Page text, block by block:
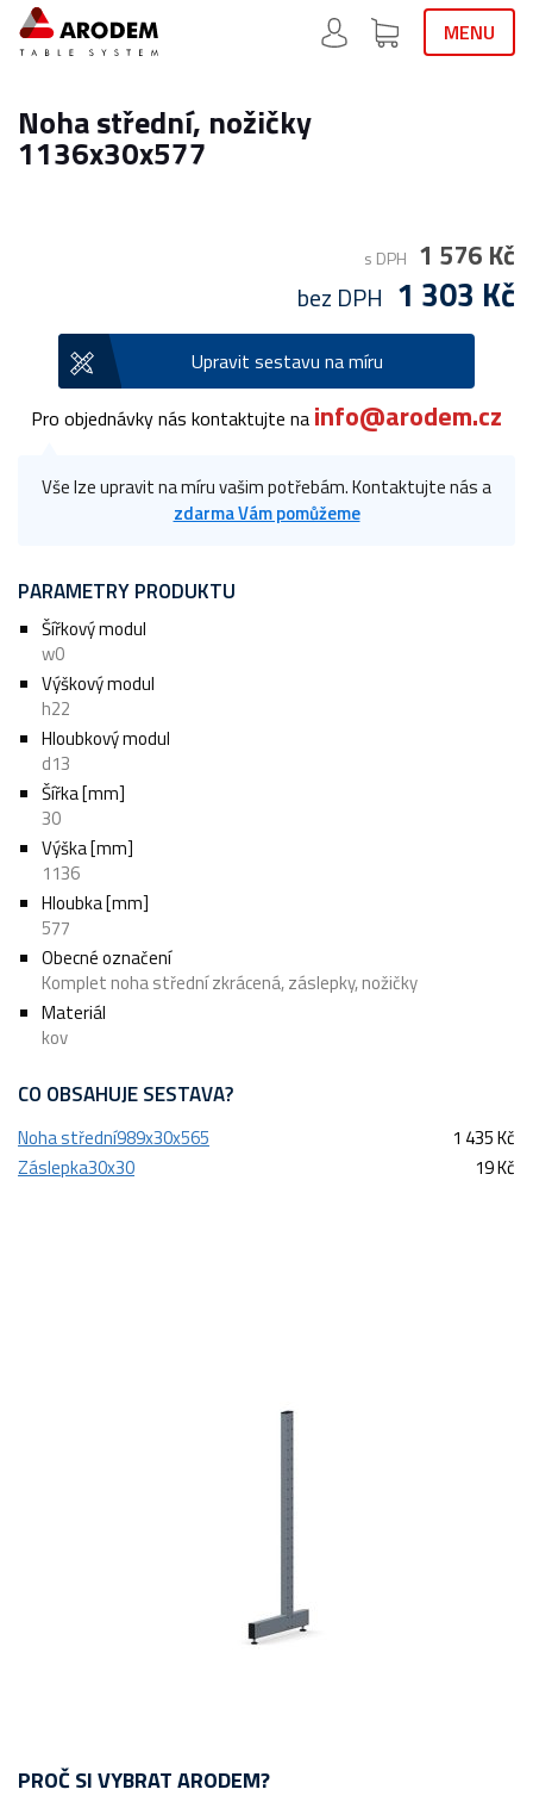
MENU
Noha střední, nožičky
1136x30x577
s DPH 1 576 Kč
bez DPH 1 303 Kč
Upravit sestavu na míru
Pro objednávky nás kontaktujte na info@arodem.cz
Vše lze upravit na míru vašim potřebám. Kontaktujte nás a
zdarma Vám pomůžeme
PARAMETRY PRODUKTU
Šířkový modul
w0
Výškový modul
h22
Hloubkový modul
d13
Šířka [mm]
30
Výška [mm]
1136
Hloubka [mm]
577
Obecné označení
Komplet noha střední zkrácená, záslepky, nožičky
Materiál
kov
CO OBSAHUJE SESTAVA?
Noha střední989x30x565
1 435 Kč
Záslepka30x30
19 Kč
PROČ SI VYBRAT ARODEM?